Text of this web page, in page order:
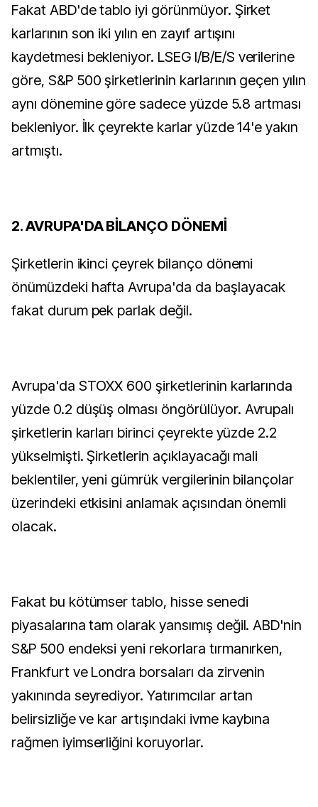
Fakat ABD'de tablo iyi görünmüyor. Şirket
karlarının son iki yılın en zayıf artışını
kaydetmesi bekleniyor. LSEG I/B/E/S verilerine
göre, S&P 500 şirketlerinin karlarının geçen yılın
aynı dönemine göre sadece yüzde 5.8 artması
bekleniyor. İlk çeyrekte karlar yüzde 14'e yakın
artmıştı.
2. AVRUPA'DA BİLANÇO DÖNEMİ
Şirketlerin ikinci çeyrek bilanço dönemi
önümüzdeki hafta Avrupa'da da başlayacak
fakat durum pek parlak değil.
Avrupa'da STOXX 600 şirketlerinin karlarında
yüzde 0.2 düşüş olması öngörülüyor. Avrupalı
şirketlerin karları birinci çeyrekte yüzde 2.2
yükselmişti. Şirketlerin açıklayacağı mali
beklentiler, yeni gümrük vergilerinin bilançolar
üzerindeki etkisini anlamak açısından önemli
olacak.
Fakat bu kötümser tablo, hisse senedi
piyasalarına tam olarak yansımış değil. ABD'nin
S&P 500 endeksi yeni rekorlara tırmanırken,
Frankfurt ve Londra borsaları da zirvenin
yakınında seyrediyor. Yatırımcılar artan
belirsizliğe ve kar artışındaki ivme kaybına
rağmen iyimserliğini koruyorlar.